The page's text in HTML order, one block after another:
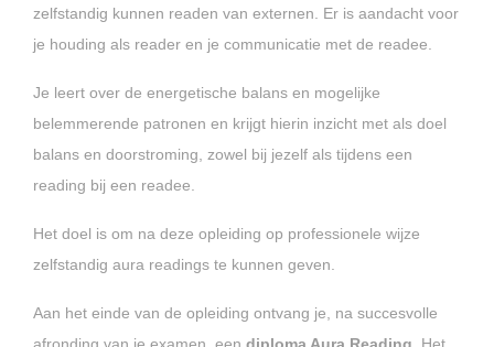
zelfstandig kunnen readen van externen. Er is aandacht voor
je houding als reader en je communicatie met de readee.
Je leert over de energetische balans en mogelijke
belemmerende patronen en krijgt hierin inzicht met als doel
balans en doorstroming, zowel bij jezelf als tijdens een
reading bij een readee.
Het doel is om na deze opleiding op professionele wijze
zelfstandig aura readings te kunnen geven.
Aan het einde van de opleiding ontvang je, na succesvolle